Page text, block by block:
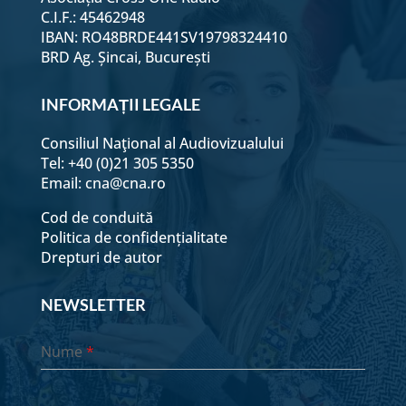
C.I.F.: 45462948
IBAN: RO48BRDE441SV19798324410
BRD Ag. Șincai, București
INFORMAȚII LEGALE
Consiliul Naţional al Audiovizualului
Tel: +40 (0)21 305 5350
Email: cna@cna.ro
Cod de conduită
Politica de confidențialitate
Drepturi de autor
NEWSLETTER
Nume*